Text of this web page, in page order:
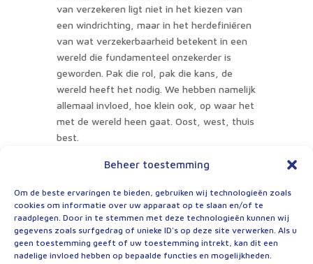
Beheer toestemming
Om de beste ervaringen te bieden, gebruiken wij technologieën zoals
cookies om informatie over uw apparaat op te slaan en/of te
raadplegen. Door in te stemmen met deze technologieën kunnen wij
gegevens zoals surfgedrag of unieke ID's op deze site verwerken. Als u
geen toestemming geeft of uw toestemming intrekt, kan dit een
nadelige invloed hebben op bepaalde functies en mogelijkheden.
van verzekeren ligt niet in het kiezen van
een windrichting, maar in het herdefiniëren
van wat verzekerbaarheid betekent in een
wereld die fundamenteel onzekerder is
geworden. Pak die rol, pak die kans, de
wereld heeft het nodig. We hebben namelijk
allemaal invloed, hoe klein ook, op waar het
met de wereld heen gaat. Oost, west, thuis
best.
Naar nieuwsoverzicht